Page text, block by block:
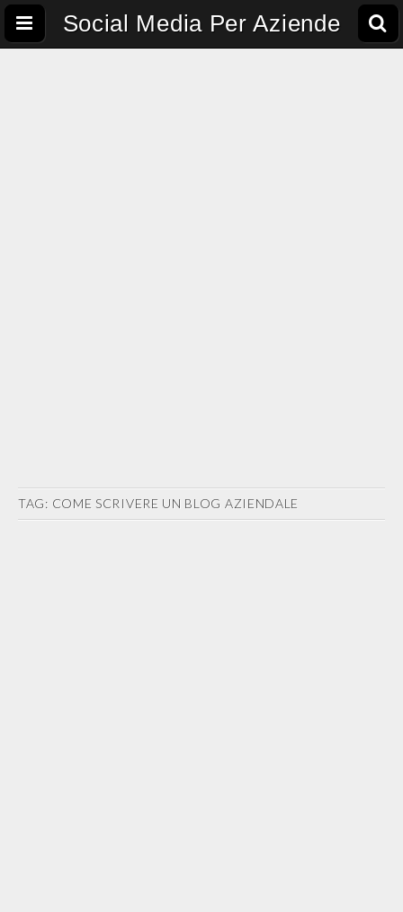
Social Media Per Aziende
TAG: COME SCRIVERE UN BLOG AZIENDALE